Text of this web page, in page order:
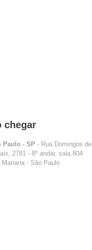
chegar
Paulo - SP - Rua Domingos de
2781 - 8º andar, sala 804
Mariana - São Paulo